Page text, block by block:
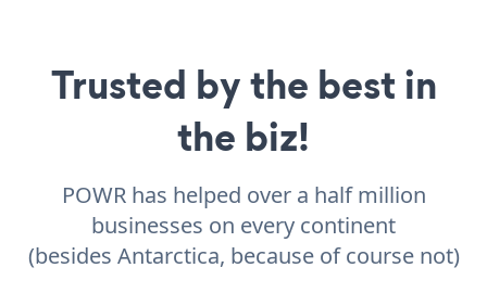
Trusted by the best in
the biz!
POWR has helped over a half million
businesses on every continent
(besides Antarctica, because of course not)